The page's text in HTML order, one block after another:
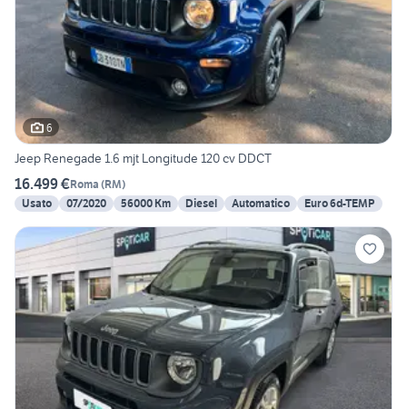
6
Jeep Renegade 1.6 mjt Longitude 120 cv DDCT
16.499 €Roma (RM)
Usato
07/2020 56000 Km Diesel Automatico Euro 6d-TEMP